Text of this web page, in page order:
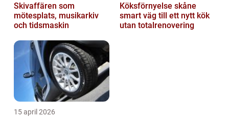
Skivaffären som
mötesplats, musikarkiv
och tidsmaskin
Köksförnyelse skåne
smart väg till ett nytt kök
utan totalrenovering
15 april 2026